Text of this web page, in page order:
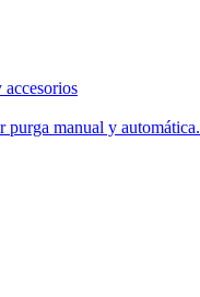
manual y automática.